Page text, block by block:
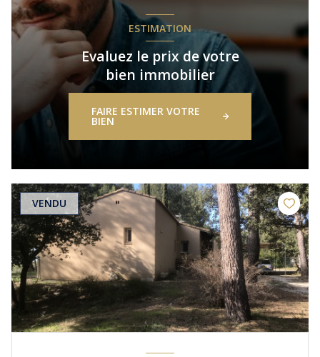
ESTIMATION
Evaluez le prix de votre
bien immobilier
FAIRE ESTIMER VOTRE
BIEN
VENDU